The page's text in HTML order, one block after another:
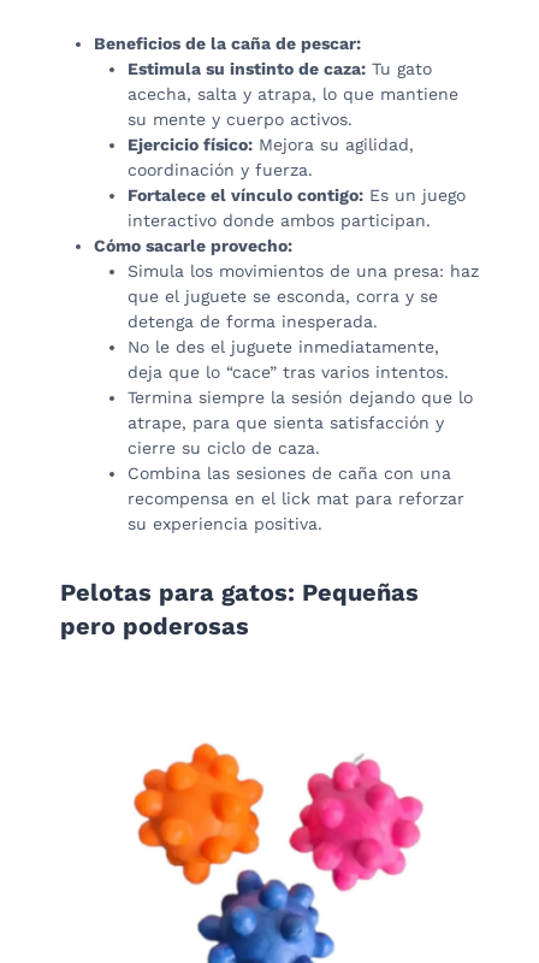
Beneficios de la caña de pescar:
Estimula su instinto de caza: Tu gato
acecha, salta y atrapa, lo que mantiene
su mente y cuerpo activos.
Ejercicio físico: Mejora su agilidad,
coordinación y fuerza.
Fortalece el vínculo contigo: Es un juego
interactivo donde ambos participan.
Cómo sacarle provecho:
Simula los movimientos de una presa: haz
que el juguete se esconda, corra y se
detenga de forma inesperada.
No le des el juguete inmediatamente,
deja que lo “cace” tras varios intentos.
Termina siempre la sesión dejando que lo
atrape, para que sienta satisfacción y
cierre su ciclo de caza.
Combina las sesiones de caña con una
recompensa en el lick mat para reforzar
su experiencia positiva.
Pelotas para gatos: Pequeñas
pero poderosas